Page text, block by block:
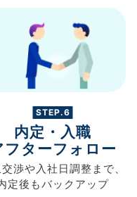
STEP.6
内定・入職
フターフォロー
渉や入社日調整まで、
定後もバックアップ